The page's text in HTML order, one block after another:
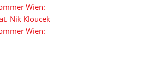
Wien:
Nik Kloucek
Wien: